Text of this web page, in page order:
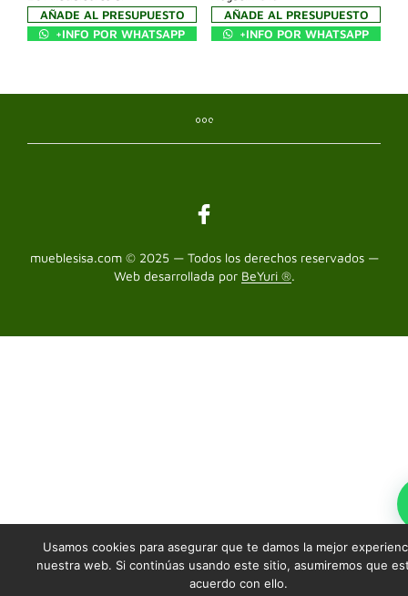
AÑADE AL PRESUPUESTO
+INFO POR WHATSAPP
AÑADE AL PRESUPUESTO
+INFO POR WHATSAPP
mueblesisa.com © 2025 — Todos los derechos reservados —
Web desarrollada por BeYuri ®.
Usamos cookies para asegurar que te damos la mejor
nuestra web. Si continúas usando este sitio, asumiremos que
acuerdo con ello.